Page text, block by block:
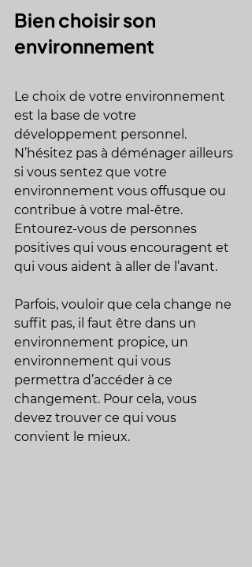
Bien choisir son
environnement
Le choix de votre environnement
est la base de votre
développement personnel.
N’hésitez pas à déménager ailleurs
si vous sentez que votre
environnement vous offusque ou
contribue à votre mal-être.
Entourez-vous de personnes
positives qui vous encouragent et
qui vous aident à aller de l’avant.
Parfois, vouloir que cela change ne
suffit pas, il faut être dans un
environnement propice, un
environnement qui vous
permettra d’accéder à ce
changement. Pour cela, vous
devez trouver ce qui vous
convient le mieux.